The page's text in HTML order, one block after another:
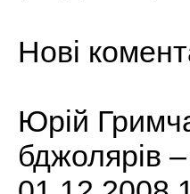
Нові
Юрій
бджолярів